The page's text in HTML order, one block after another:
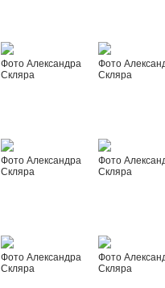
Фото Александра
Скляра
Фото
Скляра
Фото Александра
Скляра
Фото
Скляра
Фото Александра
Скляра
Фото
Скляра